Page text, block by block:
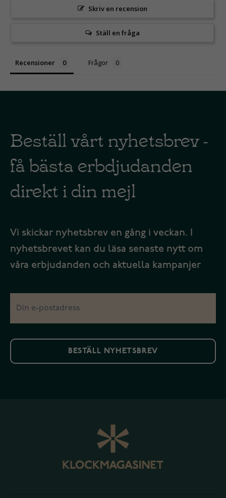
Skriv en recension
Ställ en fråga
Recensioner Frågor
Beställ vårt nyhetsbrev -
få bästa erbdjudanden
direkt i din mejl
Vi skickar nyhetsbrev en gång i veckan. I
nyhetsbrevet kan du läsa senaste nytt om
våra erbjudanden och aktuella kampanjer
BESTÄLL NYHETSBREV